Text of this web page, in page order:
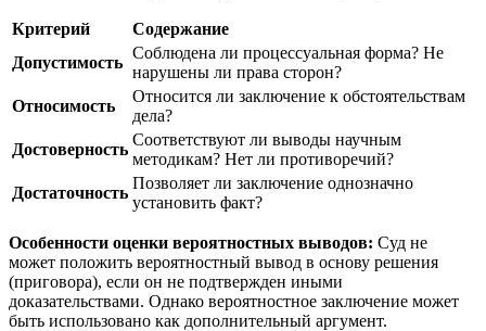
Критерий
Содержание
Допустимость
Соблюдена ли процессуальная форма? Не
нарушены ли права сторон?
Относимость
Относится ли заключение к обстоятельствам
дела?
Достоверность
Соответствуют ли выводы научным
методикам? Нет ли противоречий?
Достаточность
Позволяет ли заключение однозначно
установить факт?
Особенности оценки вероятностных выводов: Суд не
может положить вероятностный вывод в основу решения
(приговора), если он не подтвержден иными
доказательствами. Однако вероятностное заключение может
быть использовано как дополнительный аргумент.